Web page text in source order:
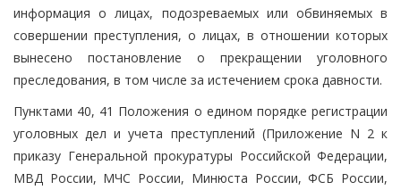
информация о лицах, подозреваемых или обвиняемых в
совершении преступления, о лицах, в отношении которых
вынесено постановление о прекращении уголовного
преследования, в том числе за истечением срока давности.
Пунктами 40, 41 Положения о едином порядке регистрации
уголовных дел и учета преступлений (Приложение N 2 к
приказу Генеральной прокуратуры Российской Федерации,
МВД России, МЧС России, Минюста России, ФСБ России,